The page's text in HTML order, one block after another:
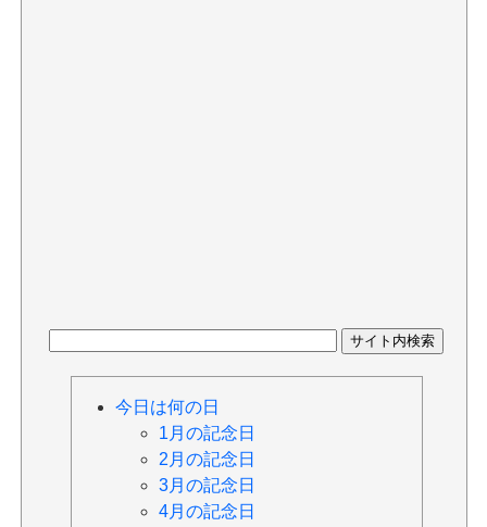
今日は何の日
1月の記念日
2月の記念日
3月の記念日
4月の記念日